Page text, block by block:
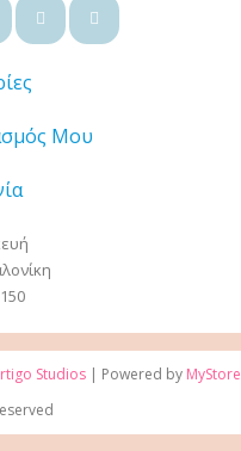
Μου
Studios | Powered by MyStore